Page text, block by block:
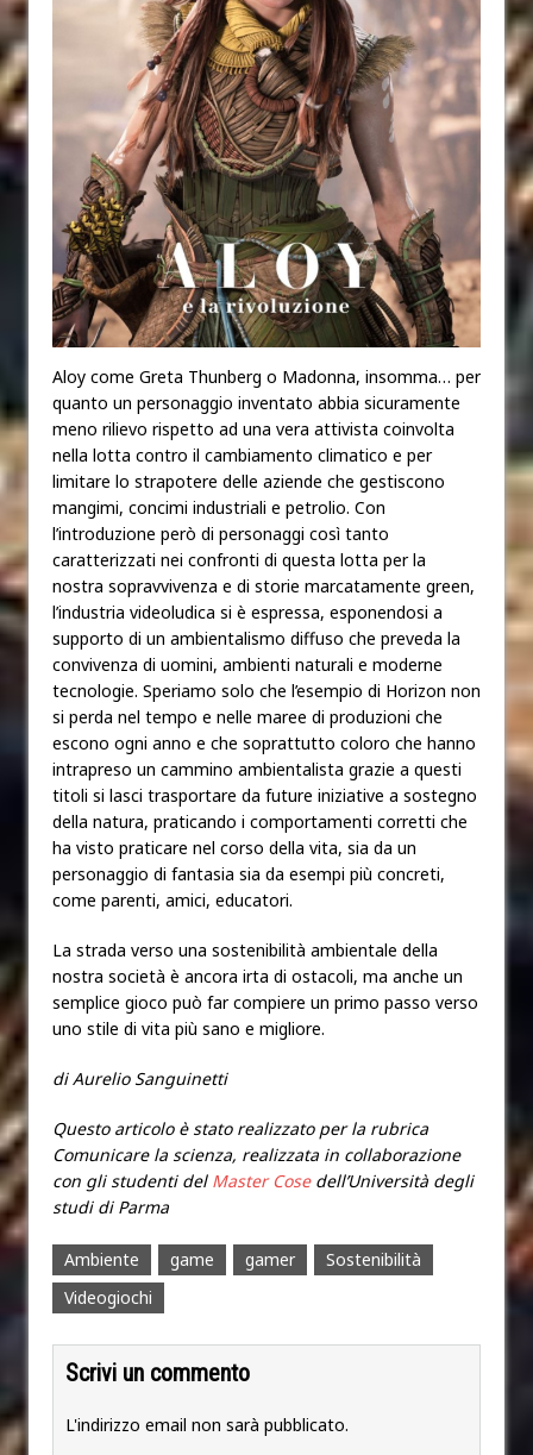
Aloy come Greta Thunberg o Madonna, insomma… per
quanto un personaggio inventato abbia sicuramente
meno rilievo rispetto ad una vera attivista coinvolta
nella lotta contro il cambiamento climatico e per
limitare lo strapotere delle aziende che gestiscono
mangimi, concimi industriali e petrolio. Con
l’introduzione però di personaggi così tanto
caratterizzati nei confronti di questa lotta per la
nostra sopravvivenza e di storie marcatamente green,
l’industria videoludica si è espressa, esponendosi a
supporto di un ambientalismo diffuso che preveda la
convivenza di uomini, ambienti naturali e moderne
tecnologie. Speriamo solo che l’esempio di Horizon non
si perda nel tempo e nelle maree di produzioni che
escono ogni anno e che soprattutto coloro che hanno
intrapreso un cammino ambientalista grazie a questi
titoli si lasci trasportare da future iniziative a sostegno
della natura, praticando i comportamenti corretti che
ha visto praticare nel corso della vita, sia da un
personaggio di fantasia sia da esempi più concreti,
come parenti, amici, educatori.
La strada verso una sostenibilità ambientale della
nostra società è ancora irta di ostacoli, ma anche un
semplice gioco può far compiere un primo passo verso
uno stile di vita più sano e migliore.
di Aurelio Sanguinetti
Questo articolo è stato realizzato per la rubrica
Comunicare la scienza, realizzata in collaborazione
con gli studenti del Master Cosedell’Università degli
studi di Parma
Ambiente game gamer
Sostenibilità
Videogiochi
Scrivi un commento
L'indirizzo email non sarà pubblicato.